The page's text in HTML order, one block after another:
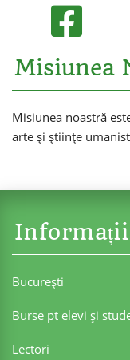
Misiunea
Misiunea noastră
arte și științe
Bucureşti
Burse pt elevi şi
Lectori